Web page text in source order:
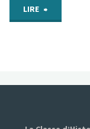
LIRE
Les